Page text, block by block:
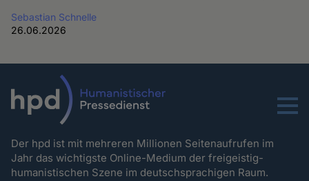
Sebastian Schnelle
26.06.2026
Menu
Der hpd ist mit mehreren Millionen Seitenaufrufen im
Jahr das wichtigste Online-Medium der freigeistig-
humanistischen Szene im deutschsprachigen Raum.